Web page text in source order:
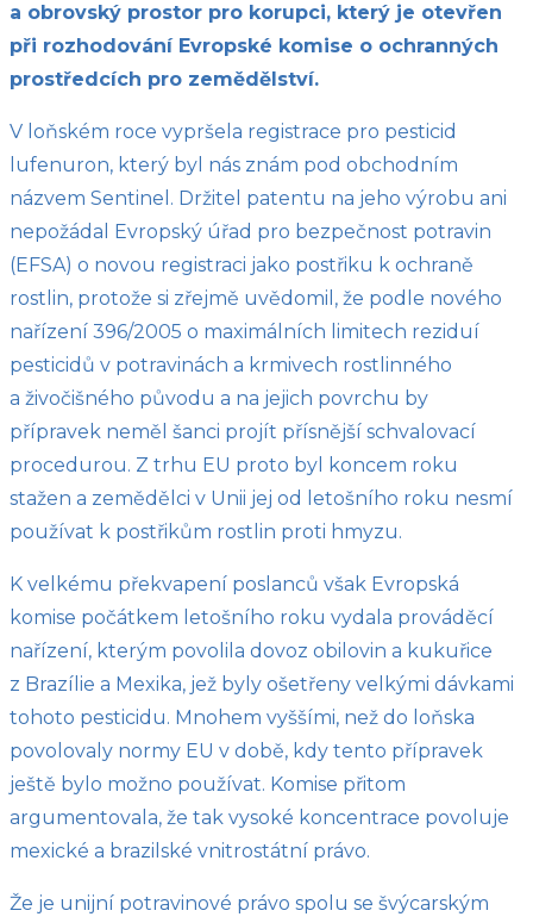
a obrovský prostor pro korupci, který je otevřen
při rozhodování Evropské komise o ochranných
prostředcích pro zemědělství.
V loňském roce vypršela registrace pro pesticid
lufenuron, který byl nás znám pod obchodním
názvem Sentinel. Držitel patentu na jeho výrobu ani
nepožádal Evropský úřad pro bezpečnost potravin
(EFSA) o novou registraci jako postřiku k ochraně
rostlin, protože si zřejmě uvědomil, že podle nového
nařízení 396/2005 o maximálních limitech reziduí
pesticidů v potravinách a krmivech rostlinného
a živočišného původu a na jejich povrchu by
přípravek neměl šanci projít přísnější schvalovací
procedurou. Z trhu EU proto byl koncem roku
stažen a zemědělci v Unii jej od letošního roku nesmí
používat k postřikům rostlin proti hmyzu.
K velkému překvapení poslanců však Evropská
komise počátkem letošního roku vydala prováděcí
nařízení, kterým povolila dovoz obilovin a kukuřice
z Brazílie a Mexika, jež byly ošetřeny velkými dávkami
tohoto pesticidu. Mnohem vyššími, než do loňska
povolovaly normy EU v době, kdy tento přípravek
ještě bylo možno používat. Komise přitom
argumentovala, že tak vysoké koncentrace povoluje
mexické a brazilské vnitrostátní právo.
Že je unijní potravinové právo spolu se švýcarským